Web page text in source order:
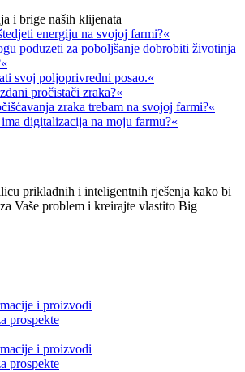
i brige naših klijenata
energiju na svojoj farmi?«
poduzeti za poboljšanje dobrobiti životinja
svoj poljoprivredni posao.«
pročistači zraka?«
zraka trebam na svojoj farmi?«
digitalizacija na moju farmu?«
prikladnih i inteligentnih rješenja kako bi
Vaše problem i kreirajte vlastito Big
i proizvodi
prospekte
i proizvodi
prospekte